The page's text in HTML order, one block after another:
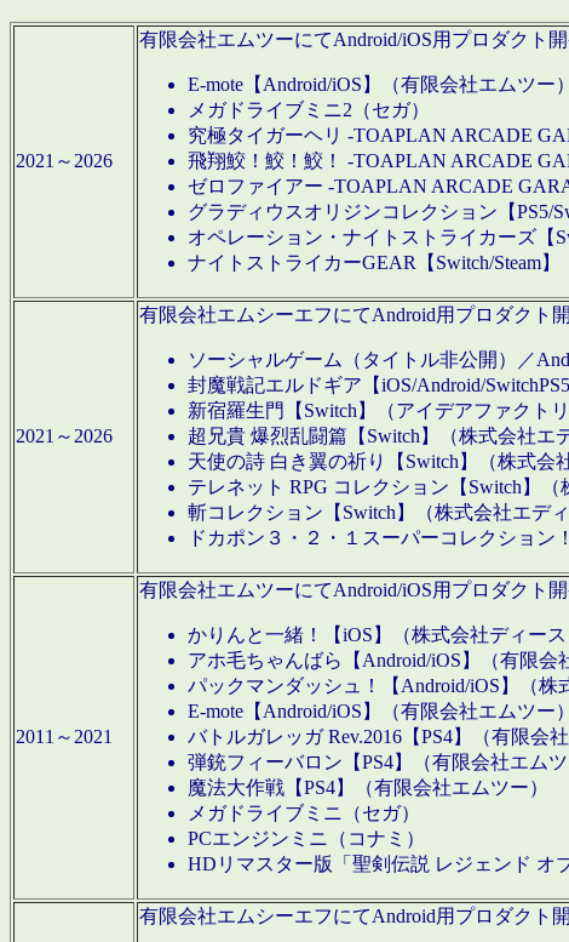
2021～2026
有限会社エムツーにてAndroid/iOS用プロダクト
E-mote【Android/iOS】（有限会社エムツー）
メガドライブミニ2（セガ）
究極タイガーヘリ -TOAPLAN ARCADE
飛翔鮫！鮫！鮫！ -TOAPLAN ARCADE
ゼロファイアー -TOAPLAN ARCADE
グラディウスオリジンコレクション【PS5/
オペレーション・ナイトストライカーズ【
ナイトストライカーGEAR【Switch/Steam】
2021～2026
有限会社エムシーエフにてAndroid用プロダクト
ソーシャルゲーム（タイトル非公開）／
封魔戦記エルドギア【iOS/Android/
新宿羅生門【Switch】（アイデアファクト
超兄貴 爆烈乱闘篇【Switch】（株式会社エ
天使の詩 白き翼の祈り【Switch】（株式会
テレネット RPG コレクション【Switch】（
斬コレクション【Switch】（株式会社エディ
ドカポン３・２・１スーパーコレクション
2011～2021
有限会社エムツーにてAndroid/iOS用プロダクト
かりんと一緒！【iOS】（株式会社ディース
アホ毛ちゃんばら【Android/iOS】（有限会
パックマンダッシュ！【Android/iOS】（株
E-mote【Android/iOS】（有限会社エムツー）
バトルガレッガ Rev.2016【PS4】（有限会社
弾銃フィーバロン【PS4】（有限会社エムツ
魔法大作戦【PS4】（有限会社エムツー）
メガドライブミニ（セガ）
PCエンジンミニ（コナミ）
HDリマスター版「聖剣伝説 レジェンド オ
有限会社エムシーエフにてAndroid用プロダクト